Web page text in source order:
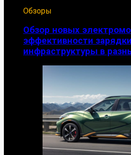
Обзоры
Обзор новых
эффективности
инфраструктуры в